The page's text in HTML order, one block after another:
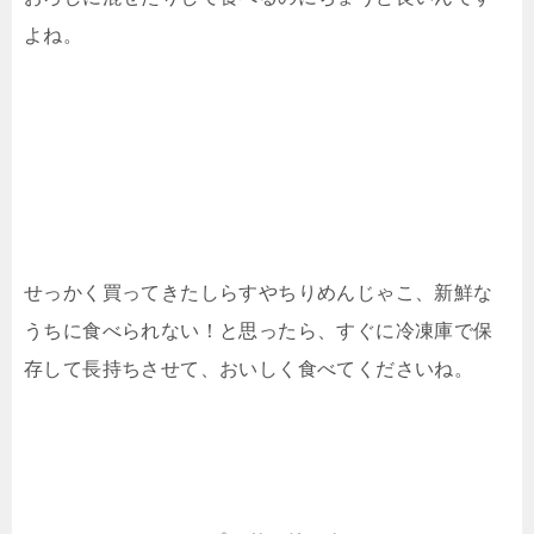
よね。
せっかく買ってきたしらすやちりめんじゃこ、新鮮な
うちに食べられない！と思ったら、すぐに冷凍庫で保
存して長持ちさせて、おいしく食べてくださいね。